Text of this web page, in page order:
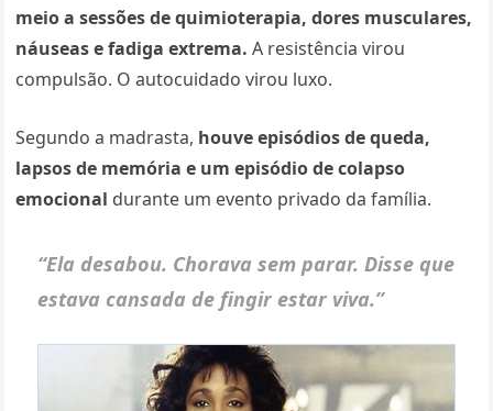
meio a sessões de quimioterapia, dores musculares,
náuseas e fadiga extrema. A resistência virou
compulsão. O autocuidado virou luxo.
Segundo a madrasta, houve episódios de queda,
lapsos de memória e um episódio de colapso
emocional durante um evento privado da família.
“Ela desabou. Chorava sem parar. Disse que
estava cansada de fingir estar viva.”